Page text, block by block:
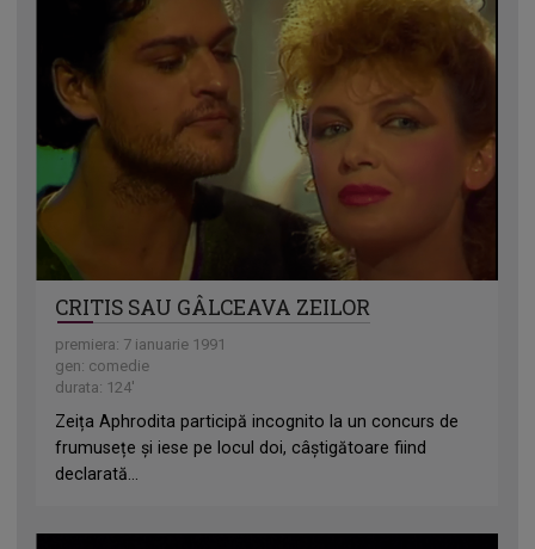
CRITIS SAU GÂLCEAVA ZEILOR
premiera: 7 ianuarie 1991
gen: comedie
durata: 124'
Zeița Aphrodita participă incognito la un concurs de
frumusețe și iese pe locul doi, câștigătoare fiind
declarată...